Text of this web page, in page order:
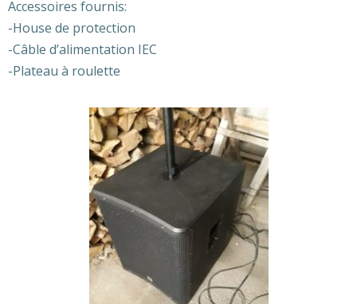
Accessoires fournis:
-House de protection
-Câble d’alimentation IEC
-Plateau à roulette